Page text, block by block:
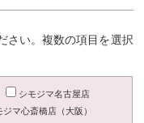
さい。複数の項目を選択
シモジマ名古屋店
ジマ心斎橋店（大阪）